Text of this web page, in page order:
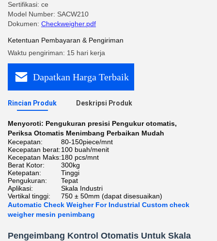
Sertifikasi: ce
Model Number: SACW210
Dokumen: Checkweigher.pdf
Ketentuan Pembayaran & Pengiriman
Waktu pengiriman: 15 hari kerja
Dapatkan Harga Terbaik
Rincian Produk Deskripsi Produk
Menyoroti: Pengukuran presisi Pengukur otomatis,
Periksa Otomatis Menimbang Perbaikan Mudah
Kecepatan:
80-150piece/mnt
Kecepatan berat:100 buah/menit
Kecepatan Maks:180 pcs/mnt
Berat Kotor:
300kg
Ketepatan:
Tinggi
Pengukuran:
Tepat
Aplikasi:
Skala Industri
Vertikal tinggi:
750 ± 50mm (dapat disesuaikan)
Automatic Check Weigher For Industrial Custom check
weigher mesin penimbang
Pengeimbang Kontrol Otomatis Untuk Skala